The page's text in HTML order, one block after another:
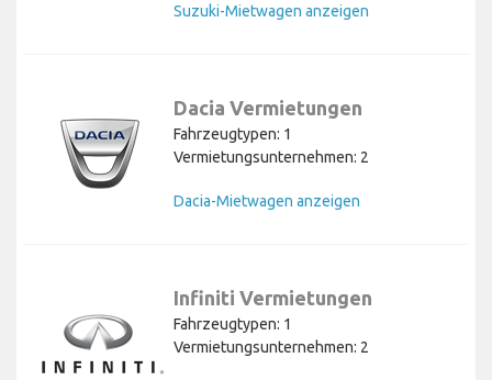
Suzuki-Mietwagen anzeigen
Dacia Vermietungen
Fahrzeugtypen: 1
Vermietungsunternehmen: 2
Dacia-Mietwagen anzeigen
Infiniti Vermietungen
Fahrzeugtypen: 1
Vermietungsunternehmen: 2